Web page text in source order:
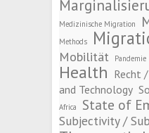
Medizinische Migration
Methods
Mobilität
Pandemie
Health Recht
and Technology
Africa
State of
Subjectivity /